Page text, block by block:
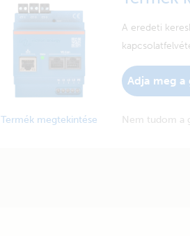
Termék megtekintése
A eredeti
Adja meg a
Nem tudom a